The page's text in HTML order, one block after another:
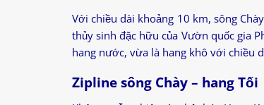
Với chiều dài khoảng 10 km, sông
thủy sinh đặc hữu của Vườn quốc gia
hang nước, vừa là hang khô với chiều
Zipline sông Chày – hang Tối